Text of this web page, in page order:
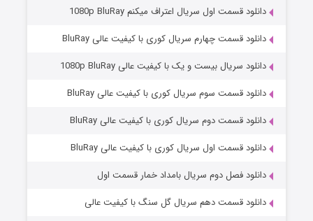
مردگان متحرک: شهر مرده ۳
قسمت2 (زیرنویس) منتشر شد
دانلود قسمت اول سریال اعتراف میکنم 1080p BluRay
دانلود قسمت چهارم سریال کوری با کیفیت عالی BluRay
دانلود سریال بیست و یک با کیفیت عالی 1080p BluRay
دانلود قسمت سوم سریال کوری با کیفیت عالی BluRay
دانلود قسمت دوم سریال کوری با کیفیت عالی BluRay
دانلود قسمت اول سریال کوری با کیفیت عالی BluRay
دانلود فصل دوم سریال بامداد خمار قسمت اول
دانلود قسمت دهم سریال گل سنگ با کیفیت عالی